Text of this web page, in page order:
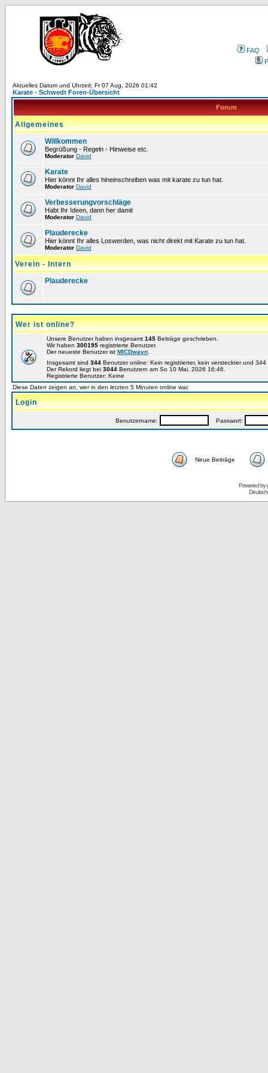
FAQ
Aktuelles Datum und Uhrzeit: Fr 07 Aug, 2026 01:42
Karate - Schwedt Foren-Übersicht
Forum
Allgemeines
Willkommen
Begrüßung - Regeln - Hinweise etc.
Moderator David
Karate
Hier könnt Ihr alles hineinschreiben was mit karate zu tun hat.
Moderator David
Verbesserungvorschläge
Habt Ihr Ideen, dann her damit
Moderator David
Plauderecke
Hier könnt Ihr alles Loswerden, was nicht direkt mit Karate zu tun hat.
Moderator David
Verein - Intern
Plauderecke
Wer ist online?
Unsere Benutzer haben insgesamt 145 Beiträge geschrieben.
Wir haben 300195 registrierte Benutzer.
Der neueste Benutzer ist MICDwayn
Insgesamt sind 344 Benutzer online: Kein registrierter, kein versteckter und
Der Rekord liegt bei 3044 Benutzern am So 10 Mai, 2026 16:46.
Registrierte Benutzer: Keine
Diese Daten zeigen an, wer in den letzten 5 Minuten online war.
Login
Benutzername: Passwort:
Neue Beiträge
Powered by